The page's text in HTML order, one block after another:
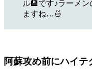
ル🏨です♪ラーメ
ますね…🍜
阿蘇攻め前にハイテ